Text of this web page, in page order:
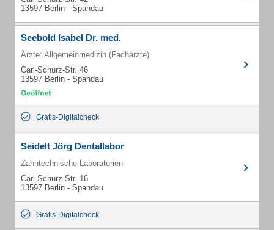
13597 Berlin - Spandau
Seebold Isabel Dr. med.
Ärzte: Allgemeinmedizin (Fachärzte)
Carl-Schurz-Str. 46
13597 Berlin - Spandau
Gratis-Digitalcheck
Seidelt Jörg Dentallabor
Zahntechnische Laboratorien
Carl-Schurz-Str. 16
13597 Berlin - Spandau
Gratis-Digitalcheck